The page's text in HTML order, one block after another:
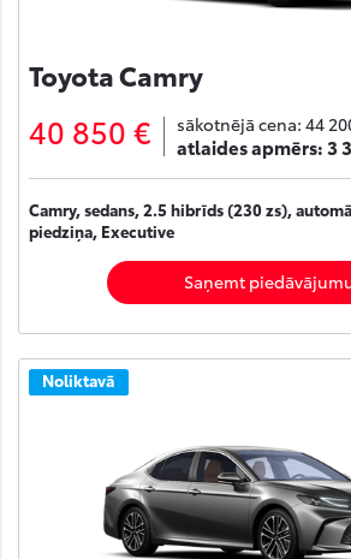
Toyota Camry
40 850 € sākotnējā cena: 44
atlaides apmērs:3
Camry, sedans, 2.5 hibrīds (230 zs),
piedziņa, Executive
Saņemt
Noliktavā